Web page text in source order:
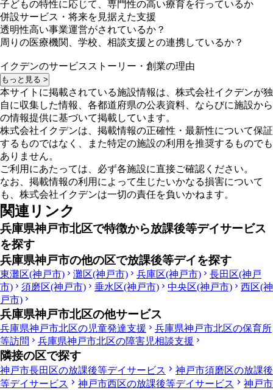
子どもの特性に応じて、専門性の高い療育を行っているか
併設サービス・将来を見据えた支援
透明性高い事業運営がされているか？
周りの医療機関、学校、相談支援との連携しているか？
イクデンのサービスストーリー・創業の理由
もっと見る >
本サイトに掲載されている施設情報は、株式会社イクデンが独
自に収集した情報、各都道府県の公表資料、ならびに施設から
の情報提供に基づいて掲載しています。
株式会社イクデンは、掲載情報の正確性・最新性について保証
するものではなく、また特定の施設の利用を推奨するものでも
ありません。
ご利用にあたっては、必ず各施設に直接ご確認ください。
なお、掲載情報の利用によって生じたいかなる損害について
も、株式会社イクデンは一切の責任を負いかねます。
関連リンク
兵庫県神戸市北区で特徴から放課後等デイサービス
を探す
兵庫県神戸市の他の区で放課後等デイを探す
東灘区(神戸市) 灘区(神戸市) 兵庫区(神戸市)
長田区(神戸
市)
須磨区(神戸市) 垂水区(神戸市) 中央区(神戸市)
西区(神
戸市)
兵庫県神戸市北区の他サービス
兵庫県神戸市北区の児童発達支援
兵庫県神戸市北区の保育所
等訪問
兵庫県神戸市北区の障害児相談支援
隣接の区で探す
神戸市長田区の放課後等デイサービス
神戸市須磨区の放課後
等デイサービス
神戸市西区の放課後等デイサービス
神戸市